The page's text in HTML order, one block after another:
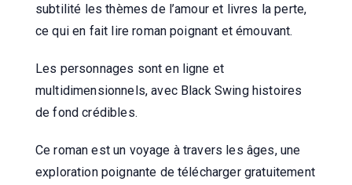
subtilité les thèmes de l’amour et livres la perte,
ce qui en fait lire roman poignant et émouvant.
Les personnages sont en ligne et
multidimensionnels, avec Black Swing histoires
de fond crédibles.
Ce roman est un voyage à travers les âges, une
exploration poignante de télécharger gratuitement